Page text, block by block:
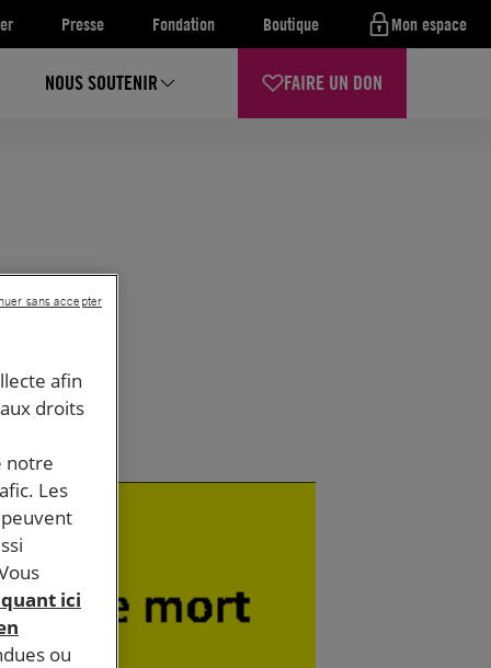
Presse Fondation Boutique Mon espace
NOUS SOUTENIR FAIRE UN DON
afin
droits
notre
Les
ici
ou
sans accepter